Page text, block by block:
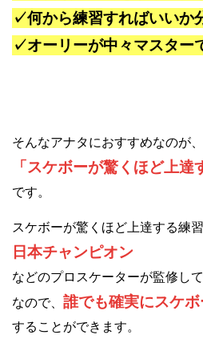
✓何から練習すればいいか
✓オーリーが中々マスター
そんなアナタにおすすめなのが、
「スケボーが驚くほど上達
です。
スケボーが驚くほど上達する練習
日本チャンピオン
などのプロスケーターが監修し
なので、 誰でも確実にスケ
することができます。